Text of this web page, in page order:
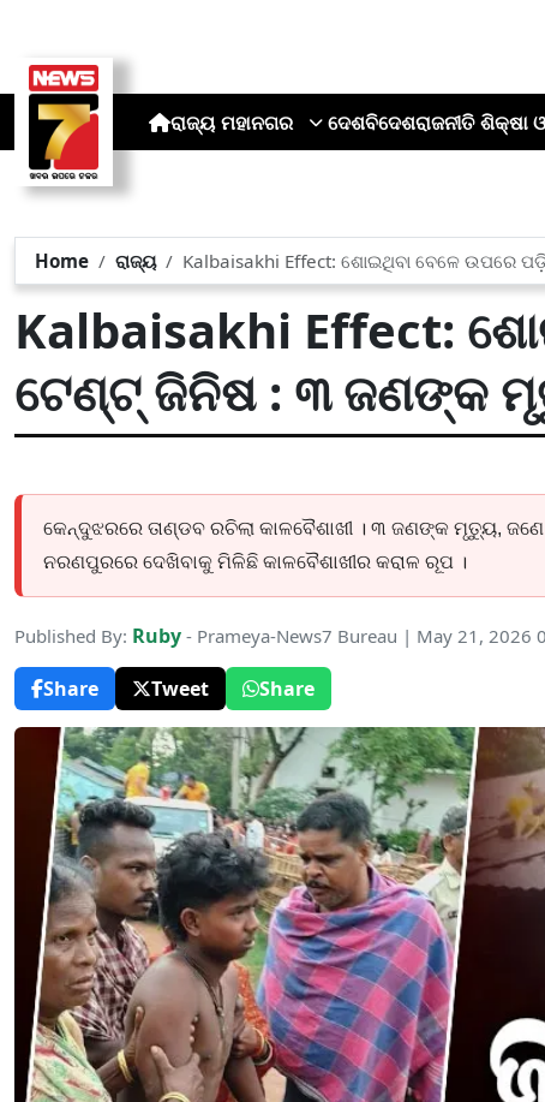
ରାଜ୍ୟ ମହାନଗର ଦେଶବିଦେଶରାଜନୀତି ଶିକ୍ଷା
Home ରାଜ୍ୟ Kalbaisakhi Effect: ଶୋଇଥିବା ବେଳେ ଉପରେ
Kalbaisakhi Effect:
ଟେଣ୍ଟ୍ ଜିନିଷ : ୩ ଜଣଙ୍କ
କେନ୍ଦୁଝରରେ ତାଣ୍ଡବ ରଚିଲା କାଳବୈଶାଖୀ । ୩ ଜଣଙ୍କ ମୃତ୍ୟୁ,
ନରଣପୁରରେ ଦେଖିବାକୁ ମିଳିଛି କାଳବୈଶାଖୀର କରାଳ ରୂପ ।
Published By: Ruby - Prameya-News7 Bureau | May 21, 2026
Share
Tweet Share